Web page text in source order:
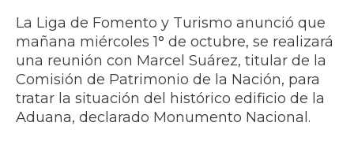
La Liga de Fomento y Turismo anunció que
mañana miércoles 1° de octubre, se realizará
una reunión con Marcel Suárez, titular de la
Comisión de Patrimonio de la Nación, para
tratar la situación del histórico edificio de la
Aduana, declarado Monumento Nacional.